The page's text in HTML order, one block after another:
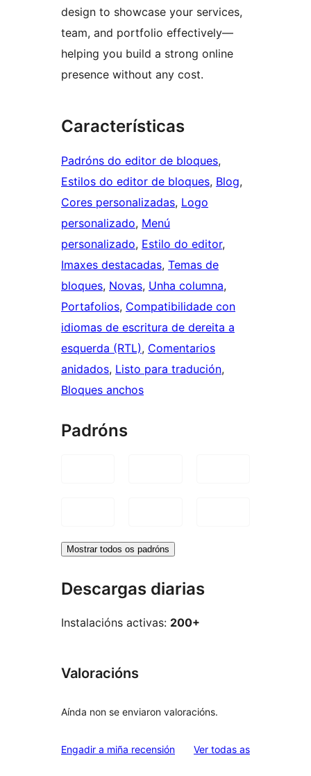
design to showcase your services,
team, and portfolio effectively—
helping you build a strong online
presence without any cost.
Características
Padróns do editor de bloques
Estilos do editor de bloques, Blog
Cores personalizadas, Logo
personalizado, Menú
personalizado, Estilo do editor
Imaxes destacadas, Temas de
bloques, Novas, Unha columna
Portafolios, Compatibilidade con
idiomas de escritura de dereita a
esquerda (RTL), Comentarios
anidados, Listo para tradución
Bloques anchos
Padróns
Mostrar todos os padróns
Descargas diarias
Instalacións activas: 200+
Valoracións
Aínda non se enviaron valoracións.
Engadir a miña recensión Ver todas asvaloracións